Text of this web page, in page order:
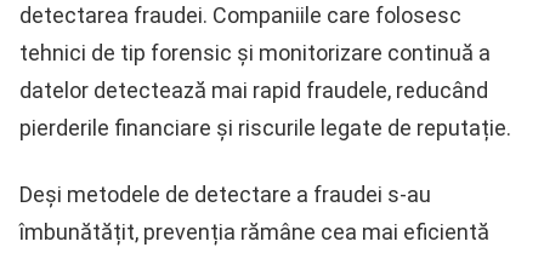
detectarea fraudei. Companiile care folosesc
tehnici de tip forensic și monitorizare continuă a
datelor detectează mai rapid fraudele, reducând
pierderile financiare și riscurile legate de reputație.
Deși metodele de detectare a fraudei s-au
îmbunătățit, prevenția rămâne cea mai eficientă